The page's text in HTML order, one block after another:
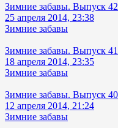
Зимние забавы. Выпуск
25 апреля 2014, 23:38
Зимние забавы
Зимние забавы. Выпуск
18 апреля 2014, 23:35
Зимние забавы
Зимние забавы. Выпуск
12 апреля 2014, 21:24
Зимние забавы